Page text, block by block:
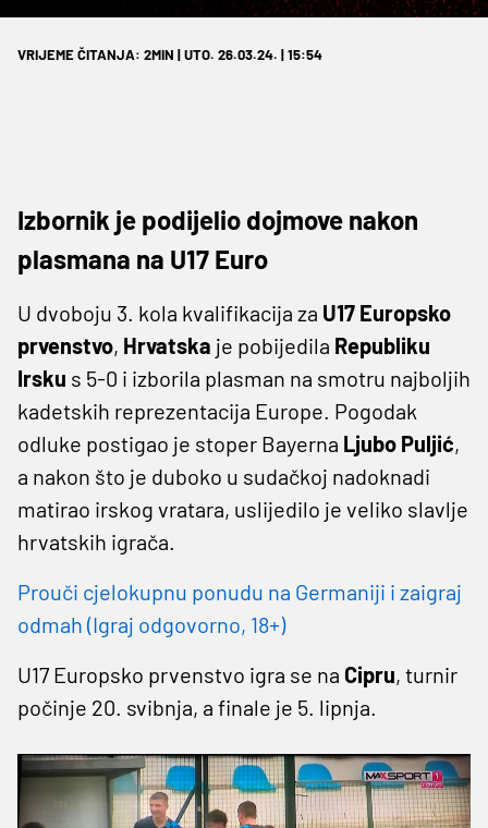
VRIJEME ČITANJA: 2MIN | UTO. 26.03.24. | 15:54
Izbornik je podijelio dojmove nakon
plasmana na U17 Euro
U dvoboju 3. kola kvalifikacija za U17 Europsko
prvenstvo, Hrvatska je pobijedila Republiku
Irsku s 5-0 i izborila plasman na smotru najboljih
kadetskih reprezentacija Europe. Pogodak
odluke postigao je stoper Bayerna Ljubo Puljić,
a nakon što je duboko u sudačkoj nadoknadi
matirao irskog vratara, uslijedilo je veliko slavlje
hrvatskih igrača.
Prouči cjelokupnu ponudu na Germaniji i zaigraj
odmah (Igraj odgovorno, 18+)
U17 Europsko prvenstvo igra se na Cipru, turnir
počinje 20. svibnja, a finale je 5. lipnja.